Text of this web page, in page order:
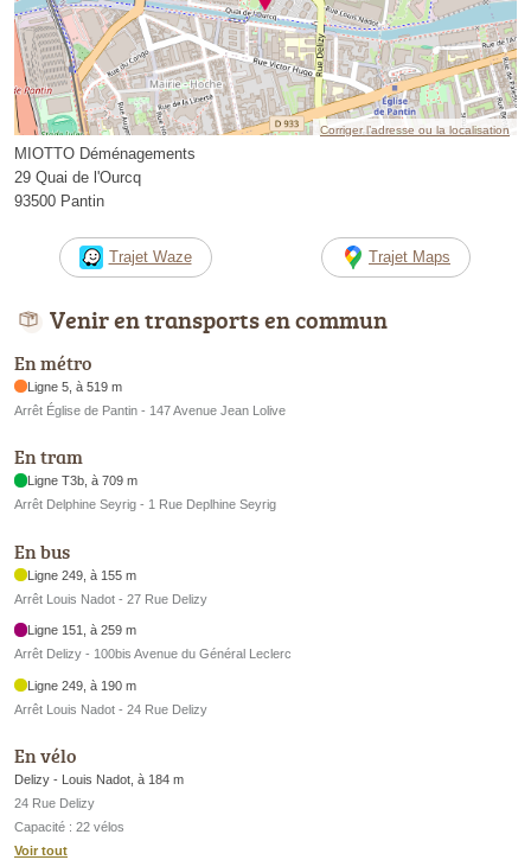
Corriger l’adresse ou la localisation
MIOTTO Déménagements
29 Quai de l'Ourcq
93500 Pantin
Trajet Waze Trajet Maps
Venir en transports en commun
En métro
Ligne 5, à 519 m
Arrêt Église de Pantin - 147 Avenue Jean Lolive
En tram
Ligne T3b, à 709 m
Arrêt Delphine Seyrig - 1 Rue Deplhine Seyrig
En bus
Ligne 249, à 155 m
Arrêt Louis Nadot - 27 Rue Delizy
Ligne 151, à 259 m
Arrêt Delizy - 100bis Avenue du Général Leclerc
Ligne 249, à 190 m
Arrêt Louis Nadot - 24 Rue Delizy
En vélo
Delizy - Louis Nadot, à 184 m
24 Rue Delizy
Capacité : 22 vélos
Voir tout